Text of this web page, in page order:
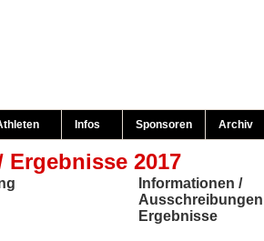
Infos Sponsoren Archiv
2017
Informationen /
Ergebnisse